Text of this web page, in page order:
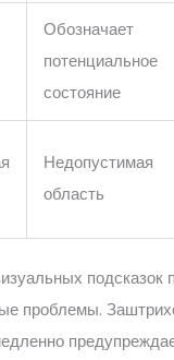
Обозначает
потенциальное
состояние
Недопустимая
область
подсказок
проблемы.